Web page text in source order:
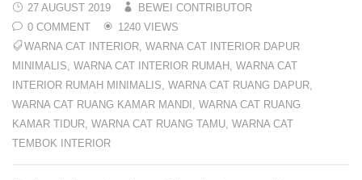
27 AUGUST 2019
BEWEI CONTRIBUTOR
0 COMMENT
1240 VIEWS
WARNA CAT INTERIOR WARNA CAT INTERIOR DAPUR
MINIMALIS WARNA CAT INTERIOR RUMAH WARNA CAT
INTERIOR RUMAH MINIMALIS WARNA CAT RUANG DAPUR
WARNA CAT RUANG KAMAR MANDI WARNA CAT RUANG
KAMAR TIDUR WARNA CAT RUANG TAMU WARNA CAT
TEMBOK INTERIOR